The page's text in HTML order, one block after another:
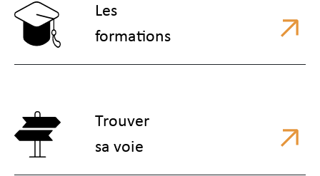
Les
formations
Trouver
sa voie